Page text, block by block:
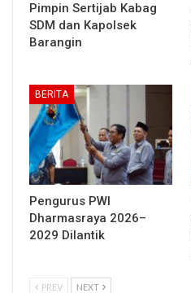
Pimpin Sertijab Kabag
SDM dan Kapolsek
Barangin
BERITA
Pengurus PWI
Dharmasraya 2026–
2029 Dilantik
PREV NEXT